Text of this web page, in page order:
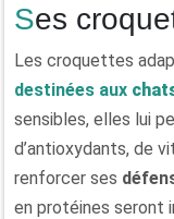
Ses
Les croquettes
destinées aux
sensibles, elles lui
d’antioxydants, de
renforcer ses
en protéines seront